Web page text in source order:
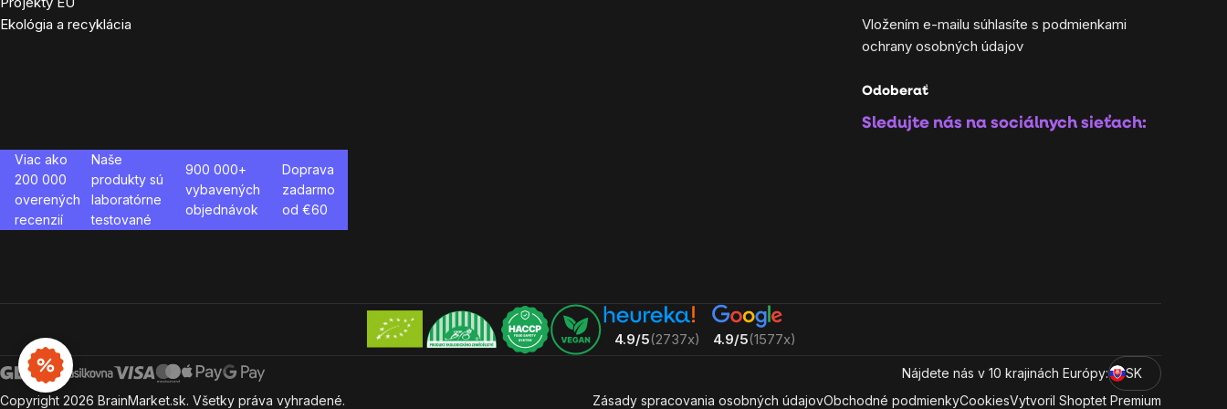
Ekológia a recyklácia
Vložením e-mailu súhlasíte s podmienkami
ochrany osobných údajov
Odoberať
Sledujte nás na sociálnych sieťach:
Viac ako
200 000
overených
recenzií
Naše
produkty sú
laboratórne
testované
900 000+
vybavených
objednávok
Doprava
zadarmo
od €60
4.9/5(2737x) 4.9/5(1577x)
Nájdete nás v 10 krajinách Európy:
SK
Copyright 2026 BrainMarket.sk. Všetky práva vyhradené. Zásady spracovania osobných údajovObchodné podmienkyCookiesVytvoril Shoptet Premium